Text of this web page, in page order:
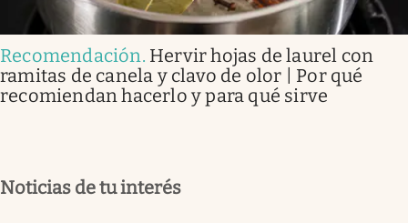
Recomendación. Hervir hojas de laurel con
ramitas de canela y clavo de olor | Por qué
recomiendan hacerlo y para qué sirve
Noticias de tu interés